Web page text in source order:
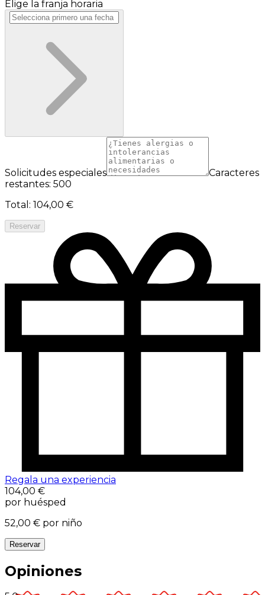
Elige la franja horaria
Solicitudes especiales
Caracteres
restantes: 500
Total : 104,00 €
Reservar
Regala una experiencia
104,00 €
por huésped
52,00 € por niño
Reservar
Opiniones